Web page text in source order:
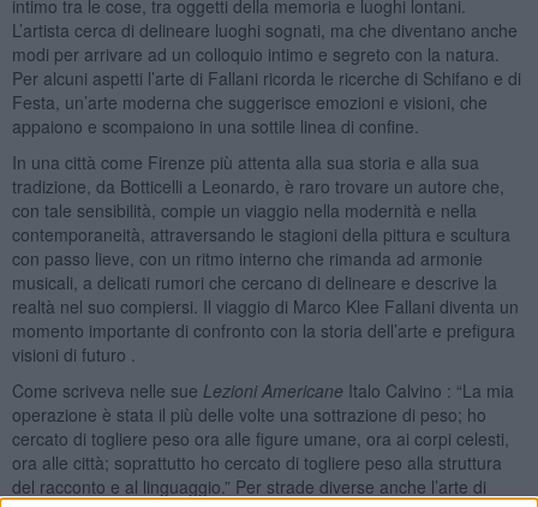
intimo tra le cose, tra oggetti della memoria e luoghi lontani.
L’artista cerca di delineare luoghi sognati, ma che diventano anche
modi per arrivare ad un colloquio intimo e segreto con la natura.
Per alcuni aspetti l’arte di Fallani ricorda le ricerche di Schifano e di
Festa, un’arte moderna che suggerisce emozioni e visioni, che
appaiono e scompaiono in una sottile linea di confine.
In una città come Firenze più attenta alla sua storia e alla sua
tradizione, da Botticelli a Leonardo, è raro trovare un autore che,
con tale sensibilità, compie un viaggio nella modernità e nella
contemporaneità, attraversando le stagioni della pittura e scultura
con passo lieve, con un ritmo interno che rimanda ad armonie
musicali, a delicati rumori che cercano di delineare e descrive la
realtà nel suo compiersi. Il viaggio di Marco Klee Fallani diventa un
momento importante di confronto con la storia dell’arte e prefigura
visioni di futuro .
Come scriveva nelle sue Lezioni Americane Italo Calvino : “La mia
operazione è stata il più delle volte una sottrazione di peso; ho
cercato di togliere peso ora alle figure umane, ora ai corpi celesti,
ora alle città; soprattutto ho cercato di togliere peso alla struttura
del racconto e al linguaggio.” Per strade diverse anche l’arte di